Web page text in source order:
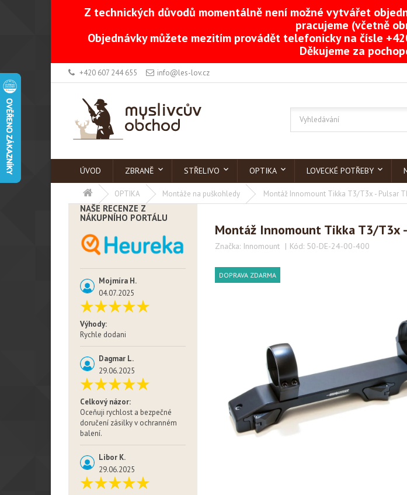
Z technických důvodů momentálně není možné vytvářet
pracujeme (včetně
Objednávky můžete mezitím provádět telefonicky na čísle
Děkujeme za
+420 607 244 655 info@les-lov.cz
ÚVOD ZBRANĚ STŘELIVO OPTIKA LOVECKÉ POTŘEBY
OPTIKA Montáže na puškohledy Montáž Innomount Tikka T3/T3x - Pulsar
NAŠE RECENZE Z
NÁKUPNÍHO PORTÁLU
Mojmíra H.
04.07.2025
Výhody:
Rychle dodani
Dagmar L.
29.06.2025
Celkový názor:
Oceňuji rychlost a bezpečné
doručení zásilky v ochranném
balení.
Libor K.
29.06.2025
Montáž Innomount Tikka T3/T3x
Značka: Innomount Kód: 50-DE-24-00-400
DOPRAVA ZDARMA